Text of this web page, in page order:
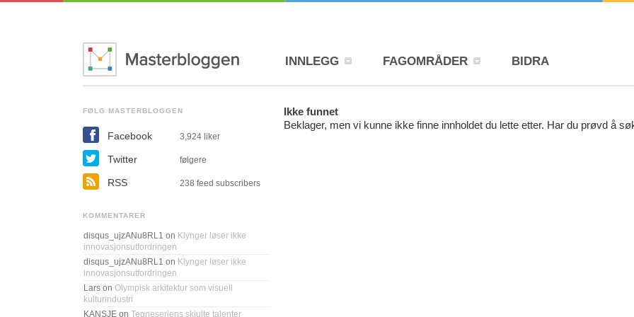
INNLEGG FAGOMRÅDER BIDRA
FØLG MASTERBLOGGEN
Facebook 3,924 liker
Twitter følgere
RSS 238 feed subscribers
KOMMENTARER
disqus_ujzANu8RL1 on Klynger løser ikke
innovasjonsutfordringen
disqus_ujzANu8RL1 on Klynger løser ikke
innovasjonsutfordringen
Lars on Olympisk arkitektur som visuell
kulturindustri
KANSJE on Tegneseriens skjulte talenter
Ikke funnet
Beklager, men vi kunne ikke finne innholdet du lette etter. Har du prøvd å